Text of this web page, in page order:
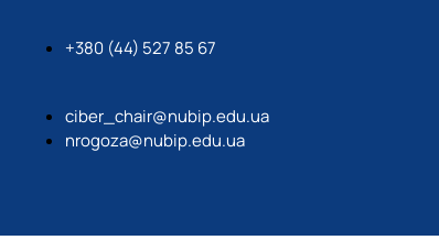
+380 (44) 527 85 67‬
ciber_chair@nubip.edu.ua
nrogoza@nubip.edu.ua